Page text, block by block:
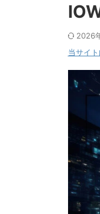
2026
当サイ